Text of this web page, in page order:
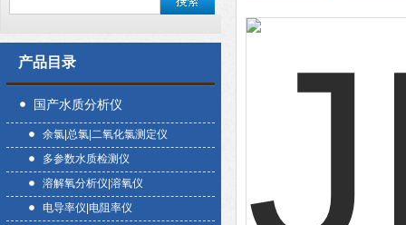
产品目录
国产水质分析仪
余氯|总氯|二氧化氯测定仪
多参数水质检测仪
溶解氧分析仪|溶氧仪
电导率仪|电阻率仪